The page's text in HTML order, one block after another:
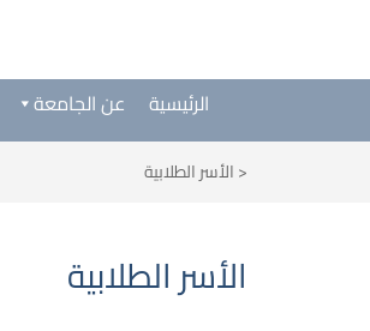
عن الجامعة الرئيسية
<الأسر الطلابية
الأسر الطلابية